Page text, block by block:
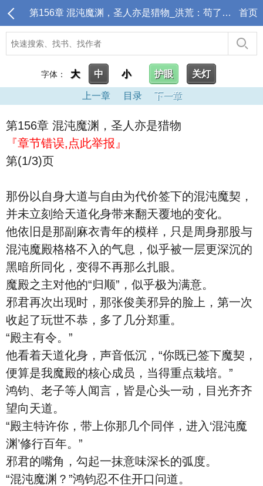
第156章 混沌魔渊，圣人亦是猎物_洪荒：苟了亿万年，封神点名清算 首页
字体： 大 中 小 护眼 关灯
上一章 目录 下一章
第156章 混沌魔渊，圣人亦是猎物
『章节错误,点此举报』
第(1/3)页
那份以自身大道与自由为代价签下的混沌魔契，
并未立刻给天道化身带来翻天覆地的变化。
他依旧是那副麻衣青年的模样，只是周身那股与
混沌魔殿格格不入的气息，似乎被一层更深沉的
黑暗所同化，变得不再那么扎眼。
魔殿之主对他的“归顺”，似乎极为满意。
邪君再次出现时，那张俊美邪异的脸上，第一次
收起了玩世不恭，多了几分郑重。
“殿主有令。”
他看着天道化身，声音低沉，“你既已签下魔契，
便算是我魔殿的核心成员，当得重点栽培。”
鸿钧、老子等人闻言，皆是心头一动，目光齐齐
望向天道。
“殿主特许你，带上你那几个同伴，进入‘混沌魔
渊’修行百年。”
邪君的嘴角，勾起一抹意味深长的弧度。
“混沌魔渊？”鸿钧忍不住开口问道。